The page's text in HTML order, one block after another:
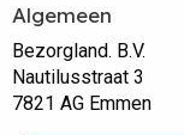
Algemeen
Bezorgland. B.V.
Nautilusstraat 3
7821 AG Emmen